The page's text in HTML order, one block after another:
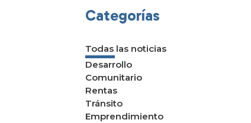
Categorías
Todas las noticias
Desarrollo
Comunitario
Rentas
Tránsito
Emprendimiento